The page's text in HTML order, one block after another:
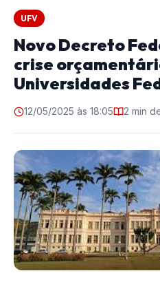
UFV
Novo Decreto
crise
Universidades
12/05/2025 às 18:05 2 min